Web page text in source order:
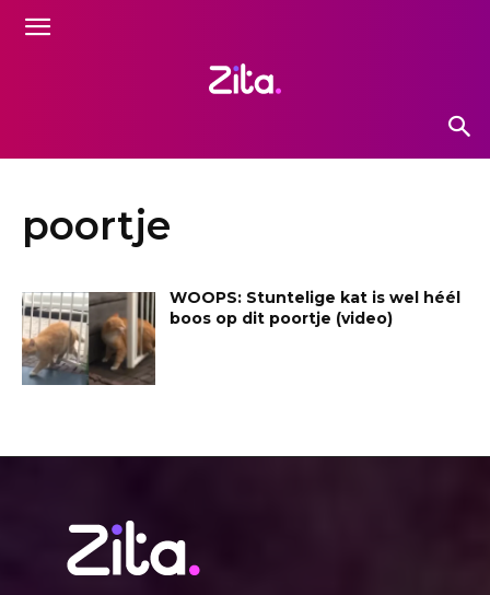
poortje
WOOPS: Stuntelige kat is wel héél
boos op dit poortje (video)